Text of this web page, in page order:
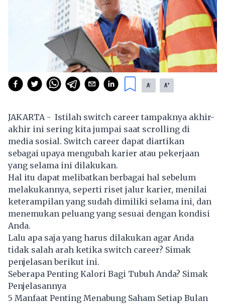
A- A+
JAKARTA - Istilah switch career tampaknya akhir-
akhir ini sering kita jumpai saat scrolling di
media sosial. Switch career dapat diartikan
sebagai upaya mengubah karier atau pekerjaan
yang selama ini dilakukan.
Hal itu dapat melibatkan berbagai hal sebelum
melakukannya, seperti riset jalur karier, menilai
keterampilan yang sudah dimiliki selama ini, dan
menemukan peluang yang sesuai dengan kondisi
Anda.
Lalu apa saja yang harus dilakukan agar Anda
tidak salah arah ketika switch career? Simak
penjelasan berikut ini.
Seberapa Penting Kalori Bagi Tubuh Anda? Simak
Penjelasannya
5 Manfaat Penting Menabung Saham Setiap Bulan